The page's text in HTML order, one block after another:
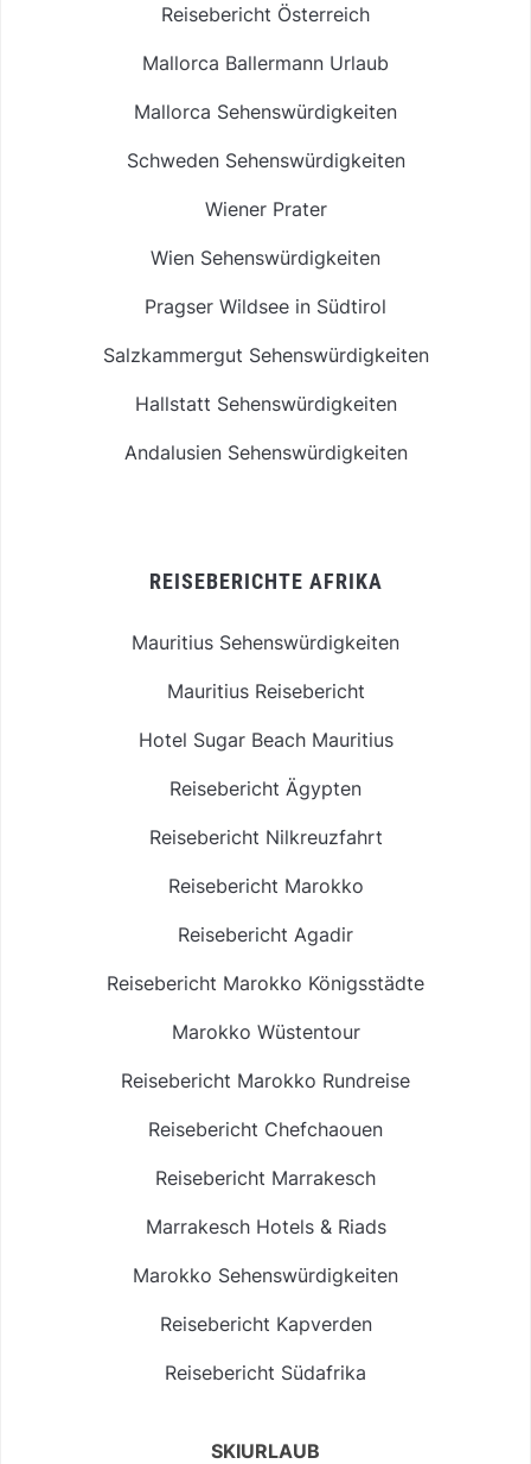
Reisebericht Österreich
Mallorca Ballermann Urlaub
Mallorca Sehenswürdigkeiten
Schweden Sehenswürdigkeiten
Wiener Prater
Wien Sehenswürdigkeiten
Pragser Wildsee in Südtirol
Salzkammergut Sehenswürdigkeiten
Hallstatt Sehenswürdigkeiten
Andalusien Sehenswürdigkeiten
REISEBERICHTE AFRIKA
Mauritius Sehenswürdigkeiten
Mauritius Reisebericht
Hotel Sugar Beach Mauritius
Reisebericht Ägypten
Reisebericht Nilkreuzfahrt
Reisebericht Marokko
Reisebericht Agadir
Reisebericht Marokko Königsstädte
Marokko Wüstentour
Reisebericht Marokko Rundreise
Reisebericht Chefchaouen
Reisebericht Marrakesch
Marrakesch Hotels & Riads
Marokko Sehenswürdigkeiten
Reisebericht Kapverden
Reisebericht Südafrika
SKIURLAUB